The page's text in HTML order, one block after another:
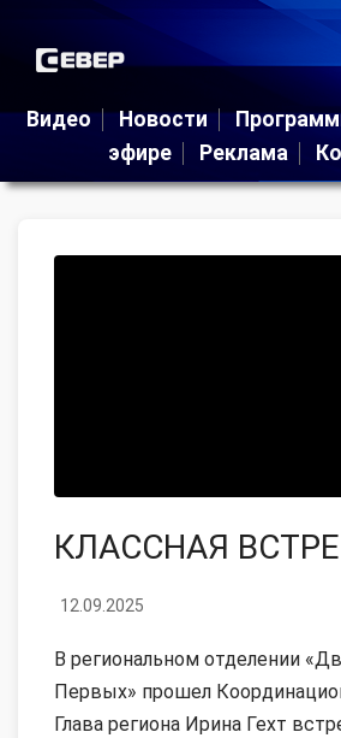
Видео Новости
эфире
Реклама
КЛАССНАЯ
12.09.2025
В региональном отделении
Первых» прошел
Глава региона Ирина Гехт